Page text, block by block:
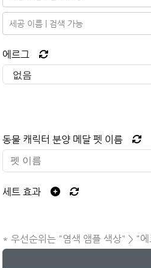
세공 이름 | 검색 가능
에르그
동물 캐릭터 분양 메달 펫 이름
세트 효과
* 우선순위는 "염색 앰플 색상" > "